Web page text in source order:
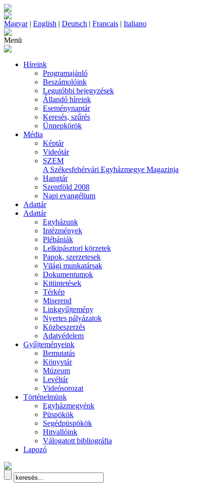
Magyar| English | Deutsch | Francais | Italiano
Menü
Híreink
Programajánló
Beszámolóink
Legutóbbi bejegyzések
Állandó híreink
Eseménynaptár
Keresés, szűrés
Ünnepkörök
Média
Képtár
Videótár
SZEM
A Székesfehérvári Egyházmegye Magazinja
Hangtár
Szentföld 2008
Napi evangélium
Adattár
Adattár
Egyházunk
Intézmények
Plébániák
Lelkipásztori körzetek
Papok, szerzetesek
Világi munkatársak
Dokumentumok
Kitüntetések
Térkép
Miserend
Linkgyűjtemény
Nyertes pályázatok
Közbeszerzés
Adatvédelem
Gyűjteményeink
Bemutatás
Könyvtár
Múzeum
Levéltár
Videósorozat
Történelmünk
Egyházmegyénk
Püspökök
Segédpüspökök
Hitvallóink
Válogatott bibliográfia
Lapozó